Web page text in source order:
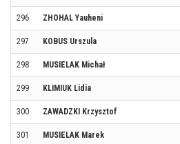
296 ZHOHAL Yauheni
297 KOBUS Urszula
298 MUSIELAK Michał
299 KLIMIUK Lidia
300 ZAWADZKI Krzysztof
301 MUSIELAK Marek